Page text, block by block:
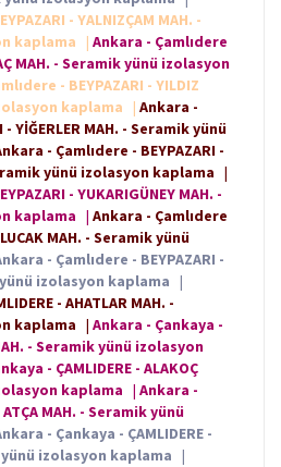
- YALNIZÇAM MAH. -
kaplama
| Ankara - Çamlıdere
MAH. - Seramik yünü izolasyon
- BEYPAZARI - YILDIZ
kaplama
| Ankara -
- YİĞERLER MAH. - Seramik yünü
- Çamlıdere - BEYPAZARI -
yünü izolasyon kaplama |
- YUKARIGÜNEY MAH. -
kaplama | Ankara - Çamlıdere
MAH. - Seramik yünü
- Çamlıdere - BEYPAZARI -
yünü izolasyon kaplama |
- AHATLAR MAH. -
kaplama | Ankara - Çankaya -
- Seramik yünü izolasyon
- ÇAMLIDERE - ALAKOÇ
kaplama | Ankara -
ATÇA MAH. - Seramik yünü
- Çankaya - ÇAMLIDERE -
yünü izolasyon kaplama |